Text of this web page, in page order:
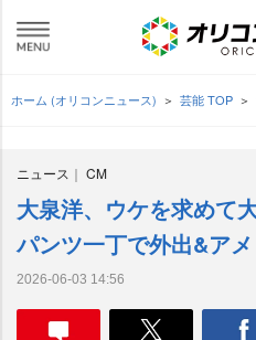
ホーム (オリコンニュース) 芸能 TOP
ニュース CM
大泉洋、ウケを求めて
パンツ一丁で外出&ア
2026-06-03 14:56